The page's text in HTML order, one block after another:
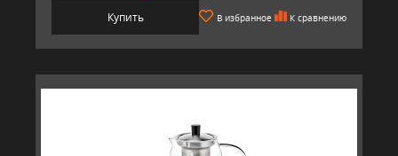
Купить В избранное К сравнению